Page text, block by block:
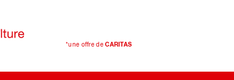
*une offre deCARITAS